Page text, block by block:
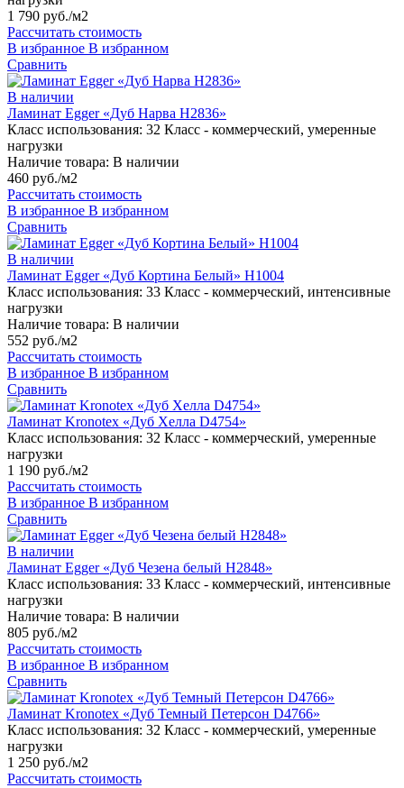
1 790 руб./м2
Рассчитать стоимость
В избранное В избранном
Сравнить
В наличии
Ламинат Egger «Дуб Нарва H2836»
Класс использования: 32 Класс - коммерческий, умеренные
нагрузки
Наличие товара: В наличии
460 руб./м2
Рассчитать стоимость
В избранное В избранном
Сравнить
В наличии
Ламинат Egger «Дуб Кортина Белый» H1004
Класс использования: 33 Класс - коммерческий, интенсивные
нагрузки
Наличие товара: В наличии
552 руб./м2
Рассчитать стоимость
В избранное В избранном
Сравнить
Ламинат Kronotex «Дуб Хелла D4754»
Класс использования: 32 Класс - коммерческий, умеренные
нагрузки
1 190 руб./м2
Рассчитать стоимость
В избранное В избранном
Сравнить
В наличии
Ламинат Egger «Дуб Чезена белый H2848»
Класс использования: 33 Класс - коммерческий, интенсивные
нагрузки
Наличие товара: В наличии
805 руб./м2
Рассчитать стоимость
В избранное В избранном
Сравнить
Ламинат Kronotex «Дуб Темный Петерсон D4766»
Класс использования: 32 Класс - коммерческий, умеренные
нагрузки
1 250 руб./м2
Рассчитать стоимость